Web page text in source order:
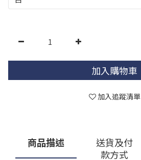
加入購物車
加入追蹤清單
商品描述
送貨及付
款方式